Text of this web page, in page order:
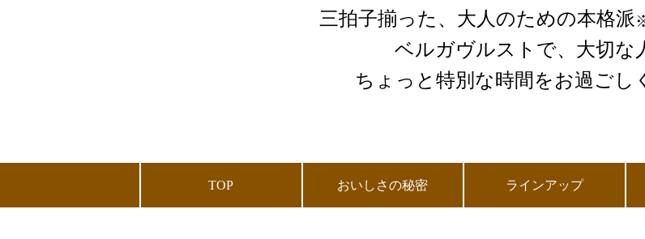
三拍子揃った、大人のための本格派
ベルガヴルストで、大切な
ちょっと特別な時間をお過ごし
TOP おいしさの秘密 ラインアップ